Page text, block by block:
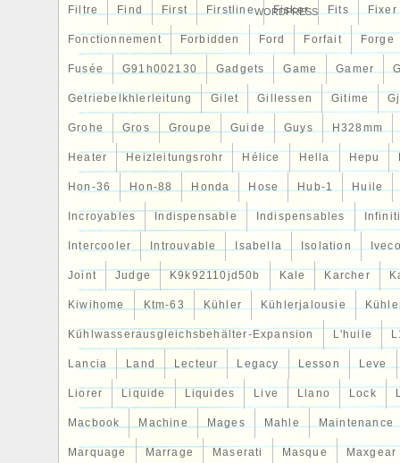
Filtre Find First Firstline Fisker Fits Fixer
Fonctionnement Forbidden Ford Forfait Forge
Fusée G91h002130 Gadgets Game Gamer
Getriebelkhlerleitung Gilet Gillessen Gitime
Grohe Gros Groupe Guide Guys H328mm
Heater Heizleitungsrohr Hélice Hella Hepu
Hon-36 Hon-88 Honda Hose Hub-1 Huile
Incroyables Indispensable Indispensables
Intercooler Introuvable Isabella Isolation
Joint Judge K9k92110jd50b Kale Karcher
Kiwihome Ktm-63 Kühler Kühlerjalousie
Kühlwasserausgleichsbehälter-Expansion L'huile
Lancia Land Lecteur Legacy Lesson Leve
Liorer Liquide Liquides Live Llano Lock
Macbook Machine Mages Mahle Maintenance
Marquage Marrage Maserati Masque Maxgear
WORDPRESS